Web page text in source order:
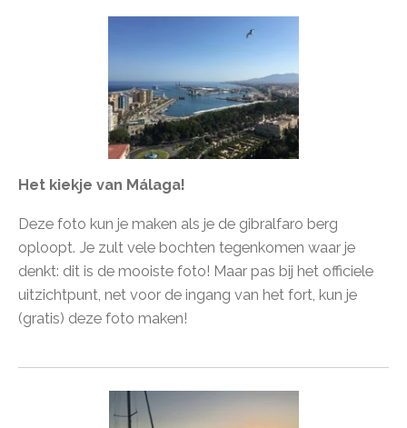
Het kiekje van Málaga!
Deze foto kun je maken als je de gibralfaro berg
oploopt. Je zult vele bochten tegenkomen waar je
denkt: dit is de mooiste foto! Maar pas bij het officiele
uitzichtpunt, net voor de ingang van het fort, kun je
(gratis) deze foto maken!